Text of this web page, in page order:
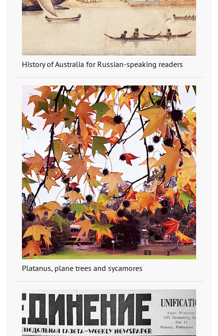
History of Australia for Russian-speaking readers
Platanus, plane trees and sycamores